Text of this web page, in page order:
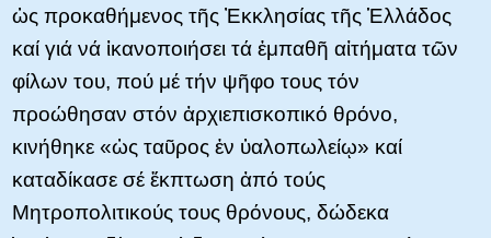
ὡς προκαθήμενος τῆς Ἐκκλησίας τῆς Ἑλλάδος
καί γιά νά ἱκανοποιήσει τά ἐμπαθῆ αἰτήματα τῶν
φίλων του, πού μέ τήν ψῆφο τους τόν
προώθησαν στόν ἀρχιεπισκοπικό θρόνο,
κινήθηκε «ὡς ταῦρος ἐν ὑαλοπωλείῳ» καί
καταδίκασε σέ ἔκπτωση ἀπό τούς
Μητροπολιτικούς τους θρόνους, δώδεκα